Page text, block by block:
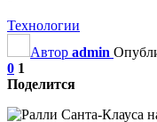
Технологии
Автор admin
0 1
Поделится